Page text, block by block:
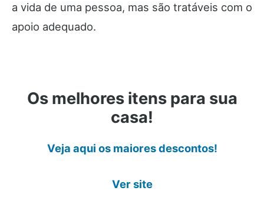
a vida de uma pessoa, mas são tratáveis com o
apoio adequado.
Os melhores itens para sua
casa!
Veja aqui os maiores descontos!
Ver site